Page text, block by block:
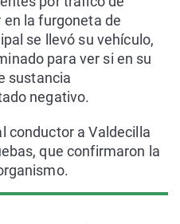
la furgoneta de
se llevó su vehículo,
para ver si en su
sustancia
negativo.
conductor a Valdecilla
que confirmaron la